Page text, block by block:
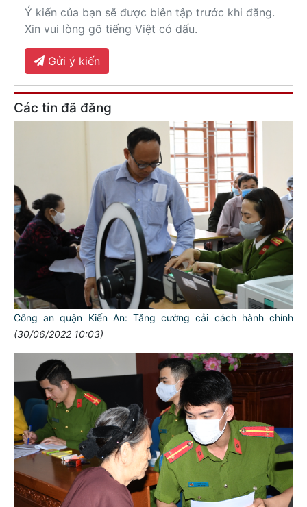
Ý kiến của bạn sẽ được biên tập trước khi đăng.
Xin vui lòng gõ tiếng Việt có dấu.
Gửi ý kiến
Các tin đã đăng
Công an quận Kiến An: Tăng cường cải cách hành chính
(30/06/2022 10:03)